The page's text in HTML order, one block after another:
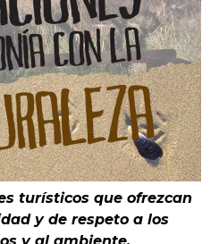
turísticos que ofrezcan
y de respeto a los